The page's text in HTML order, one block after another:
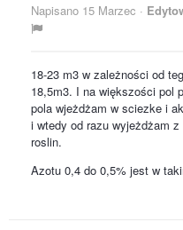
Napisano 15 Marzec ·
18-23 m3 w zależności od
18,5m3. I na większości pol
pola wjeżdżam w sciezke i
i wtedy od razu wyjeżdżam
roslin.
Azotu 0,4 do 0,5% jest w